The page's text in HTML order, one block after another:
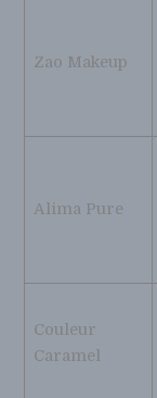
Zao Makeup
Alima Pure
Couleur
Caramel